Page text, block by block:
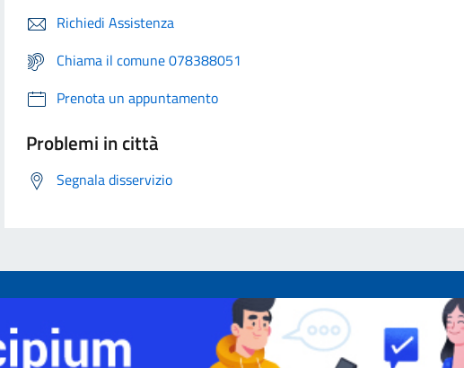
Richiedi Assistenza
Chiama il comune 078388051
Prenota un appuntamento
Problemi in città
Segnala disservizio